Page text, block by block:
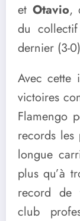
et Otavio,
du
dernier (3-
Avec cette
victoires
Flamengo
records les
longue
plus qu’à
record de
club